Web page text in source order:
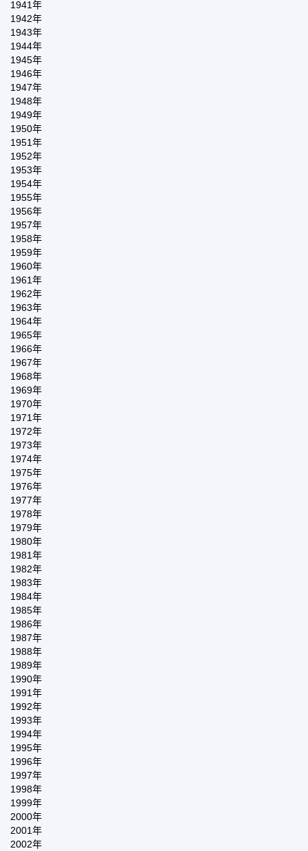
1941年
1942年
1943年
1944年
1945年
1946年
1947年
1948年
1949年
1950年
1951年
1952年
1953年
1954年
1955年
1956年
1957年
1958年
1959年
1960年
1961年
1962年
1963年
1964年
1965年
1966年
1967年
1968年
1969年
1970年
1971年
1972年
1973年
1974年
1975年
1976年
1977年
1978年
1979年
1980年
1981年
1982年
1983年
1984年
1985年
1986年
1987年
1988年
1989年
1990年
1991年
1992年
1993年
1994年
1995年
1996年
1997年
1998年
1999年
2000年
2001年
2002年